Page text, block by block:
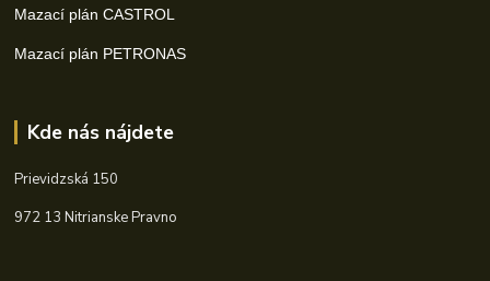
Mazací plán CASTROL
Mazací plán PETRONAS
Kde nás nájdete
Prievidzská 150
972 13 Nitrianske Pravno